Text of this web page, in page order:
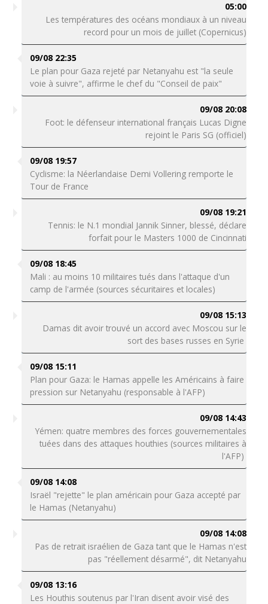
05:00
Les températures des océans mondiaux à un niveau
record pour un mois de juillet (Copernicus)
09/08 22:35
Le plan pour Gaza rejeté par Netanyahu est "la seule
voie à suivre", affirme le chef du "Conseil de paix"
09/08 20:08
Foot: le défenseur international français Lucas Digne
rejoint le Paris SG (officiel)
09/08 19:57
Cyclisme: la Néerlandaise Demi Vollering remporte le
Tour de France
09/08 19:21
Tennis: le N.1 mondial Jannik Sinner, blessé, déclare
forfait pour le Masters 1000 de Cincinnati
09/08 18:45
Mali : au moins 10 militaires tués dans l'attaque d'un
camp de l'armée (sources sécuritaires et locales)
09/08 15:13
Damas dit avoir trouvé un accord avec Moscou sur le
sort des bases russes en Syrie
09/08 15:11
Plan pour Gaza: le Hamas appelle les Américains à faire
pression sur Netanyahu (responsable à l'AFP)
09/08 14:43
Yémen: quatre membres des forces gouvernementales
tuées dans des attaques houthies (sources militaires à
l'AFP)
09/08 14:08
Israël "rejette" le plan américain pour Gaza accepté par
le Hamas (Netanyahu)
09/08 14:08
Pas de retrait israélien de Gaza tant que le Hamas n'est
pas "réellement désarmé", dit Netanyahu
09/08 13:16
Les Houthis soutenus par l'Iran disent avoir visé des